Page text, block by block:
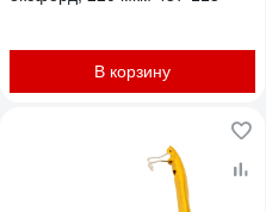
В корзину